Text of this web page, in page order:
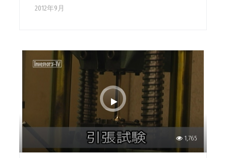
2012年9月
1,765